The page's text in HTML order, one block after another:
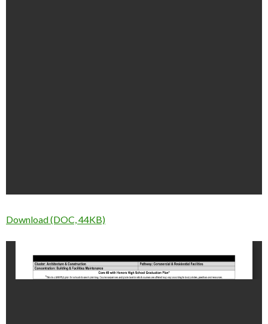
Download (DOC, 44KB)